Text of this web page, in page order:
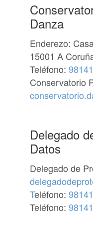
Danza
Enderezo:
15001 A
Teléfono:
Conservatorio
Delegado
Datos
Delegado de
Teléfono:
Teléfono: